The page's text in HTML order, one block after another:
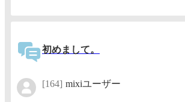
初めまして。
[164] mixiユーザー